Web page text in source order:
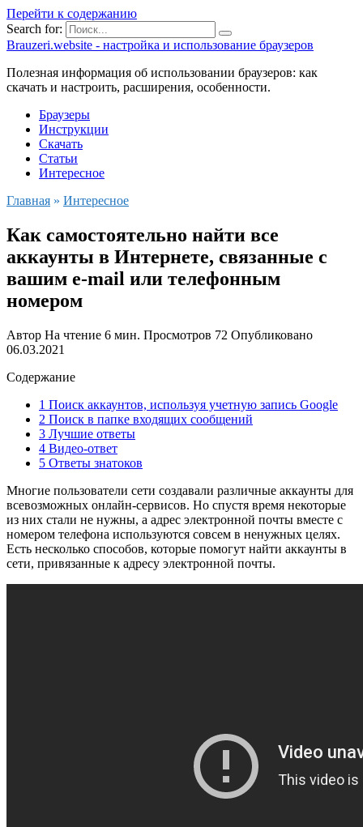
Перейти к содержанию
Search for:
Brauzeri.website - настройка и использование браузеров
Полезная информация об использовании браузеров: как
скачать и настроить, расширения, особенности.
Браузеры
Инструкции
Скачать
Статьи
Интересное
Главная » Интересное
Как самостоятельно найти все
аккаунты в Интернете, связанные с
вашим e-mail или телефонным
номером
Автор На чтение 6 мин. Просмотров 72 Опубликовано
06.03.2021
Содержание
1 Поиск аккаунтов, используя учетную запись Google
2 Поиск в папке входящих сообщений
3 Лучшие ответы
4 Видео-ответ
5 Ответы знатоков
Многие пользователи сети создавали различные аккаунты для
всевозможных онлайн-сервисов. Но спустя время некоторые
из них стали не нужны, а адрес электронной почты вместе с
номером телефона используются совсем в ненужных целях.
Есть несколько способов, которые помогут найти аккаунты в
сети, привязанные к адресу электронной почты.